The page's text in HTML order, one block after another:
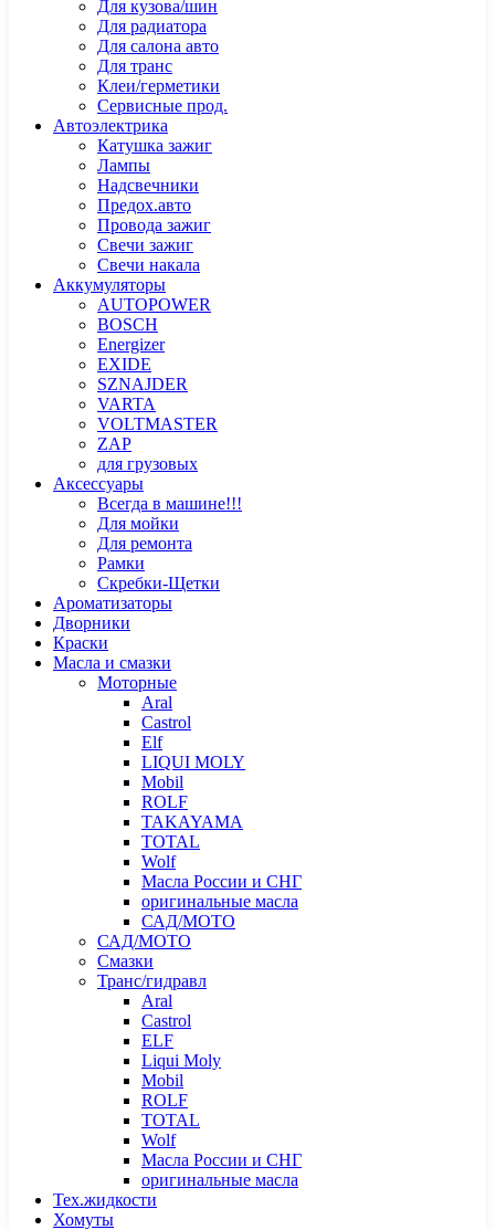
Для кузова/шин
Для радиатора
Для салона авто
Для транс
Клеи/герметики
Сервисные прод.
Автоэлектрика
Катушка зажиг
Лампы
Надсвечники
Предох.авто
Провода зажиг
Свечи зажиг
Свечи накала
Аккумуляторы
AUTOPOWER
BOSCH
Energizer
EXIDE
SZNAJDER
VARTA
VOLTMASTER
ZAP
для грузовых
Аксессуары
Всегда в машине!!!
Для мойки
Для ремонта
Рамки
Скребки-Щетки
Ароматизаторы
Дворники
Краски
Масла и смазки
Моторные
Aral
Castrol
Elf
LIQUI MOLY
Mobil
ROLF
TAKAYAMA
TOTAL
Wolf
Масла России и СНГ
оригинальные масла
САД/МОТО
САД/МОТО
Смазки
Транс/гидравл
Aral
Castrol
ELF
Liqui Moly
Mobil
ROLF
TOTAL
Wolf
Масла России и СНГ
оригинальные масла
Тех.жидкости
Хомуты